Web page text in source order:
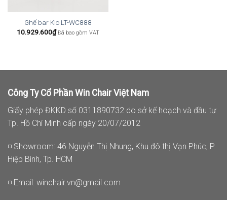
Ghế bar Klo LT-WC888
10.929.600₫ Đã bao gồm VAT
Công Ty Cổ Phần Win Chair Việt Nam
Giấy phép ĐKKD số 0311890732 do sở kế hoạch và đầu tư
Tp. Hồ Chí Minh cấp ngày 20/07/2012
◽ Showroom: 46 Nguyễn Thị Nhung, Khu đô thị Vạn Phúc, P.
Hiệp Bình, Tp. HCM
◽ Email: winchair.vn@gmail.com